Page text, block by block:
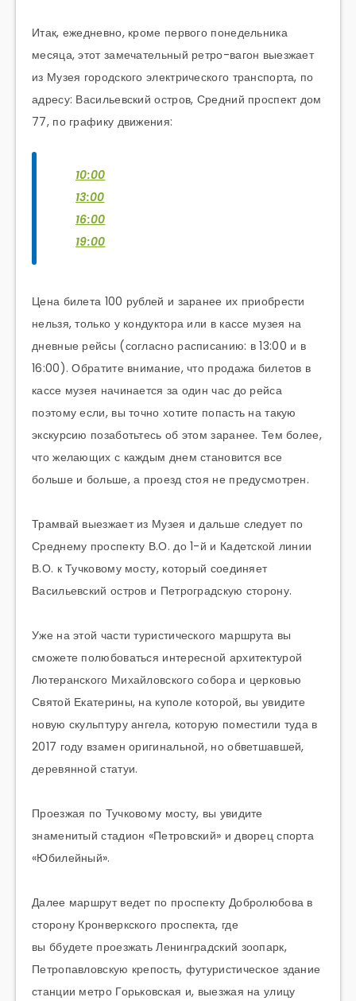
Итак, ежедневно, кроме первого понедельника
месяца, этот замечательный ретро-вагон выезжает
из Музея городского электрического транспорта, по
адресу: Васильевский остров, Средний проспект дом
77, по графику движения:
10:00
13:00
16:00
19:00
Цена билета 100 рублей и заранее их приобрести
нельзя, только у кондуктора или в кассе музея на
дневные рейсы (согласно расписанию: в 13:00 и в
16:00). Обратите внимание, что продажа билетов в
кассе музея начинается за один час до рейса
поэтому если, вы точно хотите попасть на такую
экскурсию позаботьтесь об этом заранее. Тем более,
что желающих с каждым днем становится все
больше и больше, а проезд стоя не предусмотрен.
Трамвай выезжает из Музея и дальше следует по
Среднему проспекту В.О. до 1-й и Кадетской линии
В.О. кТучковомумосту, который соединяет
Васильевский остров и Петроградскую сторону.
Уже на этой части туристического маршрута вы
сможете полюбоваться интересной архитектурой
Лютеранского Михайловского собора и церковью
Святой Екатерины, на куполе которой, вы увидите
новую скульптуру ангела, которую поместили туда в
2017 году взамен оригинальной, но обветшавшей,
деревянной статуи.
Проезжая по Тучковому мосту, вы увидите
знаменитый стадион «Петровский» и дворец спорта
«Юбилейный».
Далее маршрут ведет по проспекту Добролюбова в
сторону Кронверкского проспекта, где
вы ббудете проезжать Ленинградский зоопарк,
Петропавловскую крепость, футуристическое здание
станции метро Горьковская и, выезжая на улицу